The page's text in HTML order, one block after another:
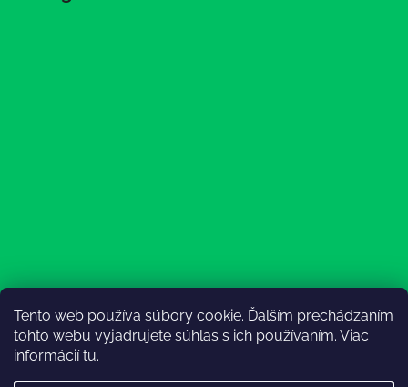
Tento web používa súbory cookie. Ďalším prechádzaním
tohto webu vyjadrujete súhlas s ich používaním. Viac
informáciítu.
Sledovať na Instagrame